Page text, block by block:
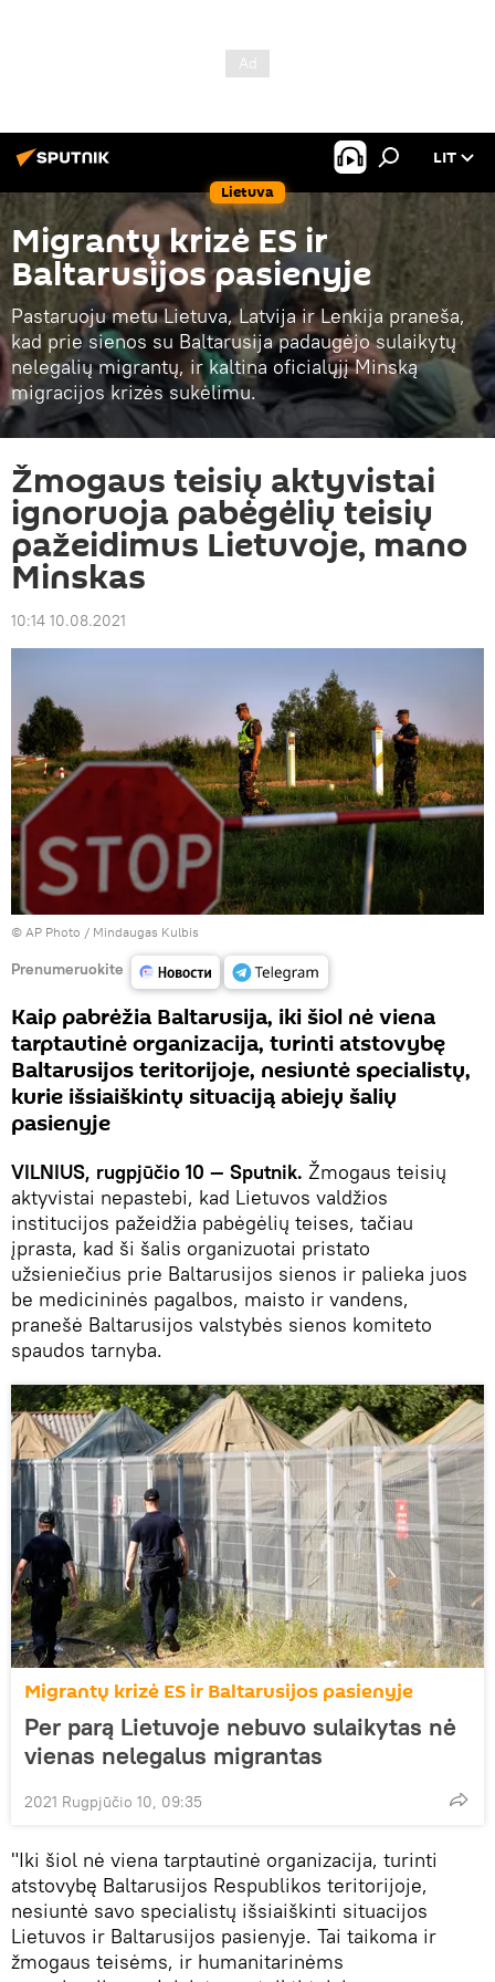
Lietuva
LIT
Migrantų krizė ES ir
Baltarusijos pasienyje
Pastaruoju metu Lietuva, Latvija ir Lenkija praneša,
kad prie sienos su Baltarusija padaugėjo sulaikytų
nelegalių migrantų, ir kaltina oficialųjį Minską
migracijos krizės sukėlimu.
Žmogaus teisių aktyvistai
ignoruoja pabėgėlių teisių
pažeidimus Lietuvoje, mano
Minskas
10:14 10.08.2021
© AP Photo / Mindaugas Kulbis
Prenumeruokite
Kaip pabrėžia Baltarusija, iki šiol nė viena
tarptautinė organizacija, turinti atstovybę
Baltarusijos teritorijoje, nesiuntė specialistų,
kurie išsiaiškintų situaciją abiejų šalių
pasienyje
VILNIUS, rugpjūčio 10 — Sputnik. Žmogaus teisių
aktyvistai nepastebi, kad Lietuvos valdžios
institucijos pažeidžia pabėgėlių teises, tačiau
įprasta, kad ši šalis organizuotai pristato
užsieniečius prie Baltarusijos sienos ir palieka juos
be medicininės pagalbos, maisto ir vandens,
pranešė Baltarusijos valstybės sienos komiteto
spaudos tarnyba.
Migrantų krizė ES ir Baltarusijos pasienyje
Per parą Lietuvoje nebuvo sulaikytas nė
vienas nelegalus migrantas
2021 Rugpjūčio 10, 09:35
"Iki šiol nė viena tarptautinė organizacija, turinti
atstovybę Baltarusijos Respublikos teritorijoje,
nesiuntė savo specialistų išsiaiškinti situacijos
Lietuvos ir Baltarusijos pasienyje. Tai taikoma ir
žmogaus teisėms, ir humanitarinėms